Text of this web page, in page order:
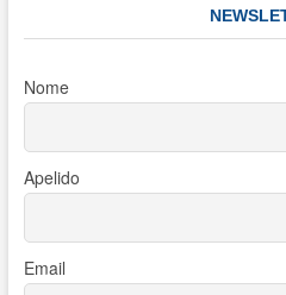
Nome
Apelido
Email